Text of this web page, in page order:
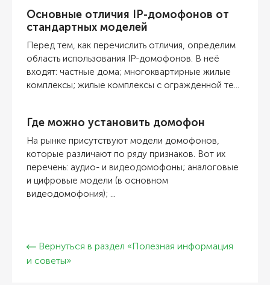
Основные отличия IP-домофонов от
стандартных моделей
Перед тем, как перечислить отличия, определим
область использования IP-домофонов. В неё
входят: частные дома; многоквартирные жилые
комплексы; жилые комплексы с огражденной те...
Где можно установить домофон
На рынке присутствуют модели домофонов,
которые различают по ряду признаков. Вот их
перечень: аудио- и видеодомофоны; аналоговые
и цифровые модели (в основном
видеодомофония); ...
Вернуться в раздел «Полезная информация
и советы»